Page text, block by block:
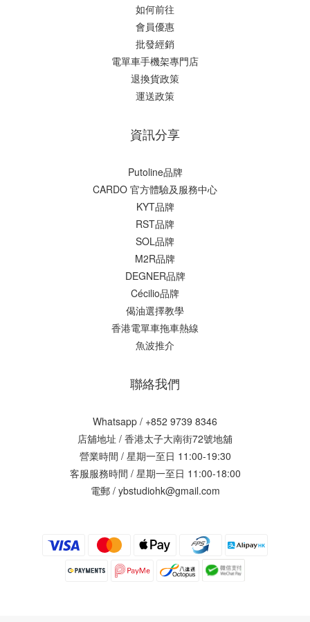
如何前往
會員優惠
批發經銷
電單車手機架專門店
退換貨政策
運送政策
資訊分享
Putoline品牌
CARDO 官方體驗及服務中心
KYT品牌
RST品牌
SOL品牌
M2R品牌
DEGNER品牌
Cécilio品牌
偈油選擇教學
香港電單車拖車熱線
魚波推介
聯絡我們
Whatsapp / +852 9739 8346
店舖地址 / 香港太子大南街72號地舖
營業時間 / 星期一至日 11:00-19:30
客服服務時間 / 星期一至日 11:00-18:00
電郵 / ybstudiohk@gmail.com